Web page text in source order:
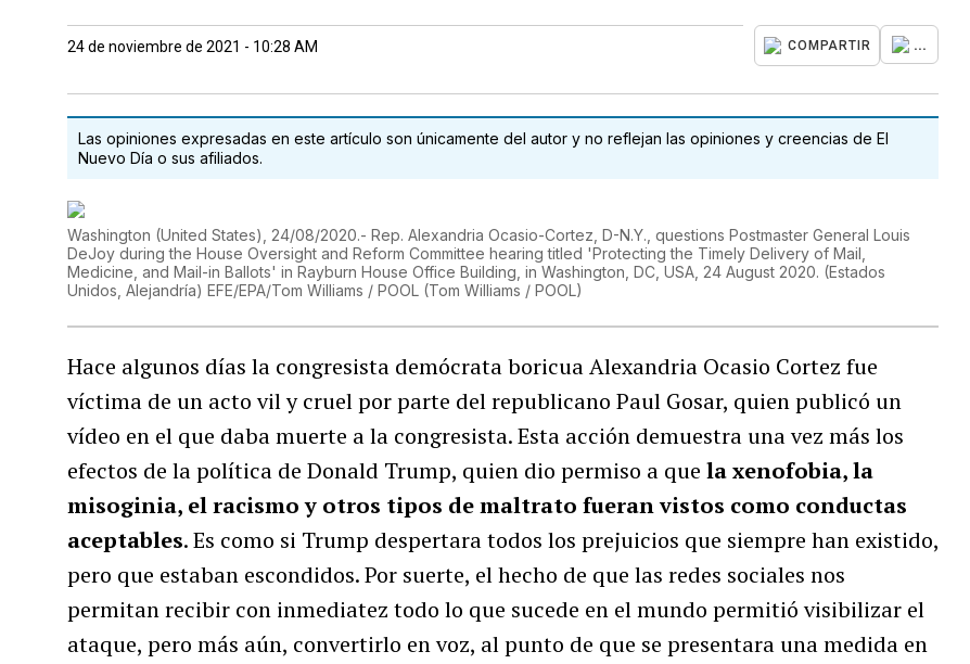
24 de noviembre de 2021 - 10:28 AM COMPARTIR ...
Las opiniones expresadas en este artículo son únicamente del autor y no reflejan las opiniones y creencias de El
Nuevo Día o sus afiliados.
Washington (United States), 24/08/2020.- Rep. Alexandria Ocasio-Cortez, D-N.Y., questions Postmaster General Louis
DeJoy during the House Oversight and Reform Committee hearing titled 'Protecting the Timely Delivery of Mail,
Medicine, and Mail-in Ballots' in Rayburn House Office Building, in Washington, DC, USA, 24 August 2020. (Estados
Unidos, Alejandría) EFE/EPA/Tom Williams / POOL (Tom Williams / POOL)
Hace algunos días la congresista demócrata boricua Alexandria Ocasio Cortez fue
víctima de un acto vil y cruel por parte del republicano Paul Gosar, quien publicó un
vídeo en el que daba muerte a la congresista. Esta acción demuestra una vez más los
efectos de la política de Donald Trump, quien dio permiso a quela xenofobia, la
misoginia, el racismo y otros tipos de maltrato fueran vistos como conductas
aceptables. Es como si Trump despertara todos los prejuicios que siempre han existido,
pero que estaban escondidos. Por suerte, el hecho de que las redes sociales nos
permitan recibir con inmediatez todo lo que sucede en el mundo permitió visibilizar el
ataque, pero más aún, convertirlo en voz, al punto de que se presentara una medida en